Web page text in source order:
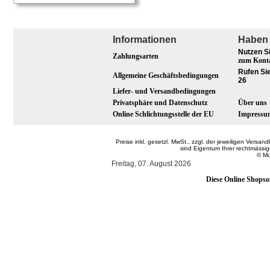
Informationen
Zahlungsarten
Nutzen
zum
Allgemeine Geschäftsbedingungen
Rufen
26
Liefer- und Versandbedingungen
Privatsphäre und Datenschutz
Über uns
Online Schlichtungsstelle der EU
Preise inkl. gesetzl. MwSt., zzgl. der jeweiligen
sind Eigentum Ihrer
©
Freitag, 07. August 2026
Diese Online